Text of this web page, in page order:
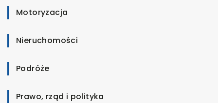
Motoryzacja
Nieruchomości
Podróże
Prawo, rząd i polityka